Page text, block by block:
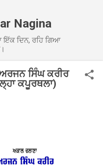
Nagina
ਇੱਕ ਦਿਨ, ਰਹਿ ਗਿਆ
ਸਿੰਘ ਕਰੀਰ
ਕਪੂਰਥਲਾ)